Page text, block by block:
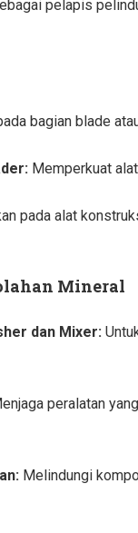
pelapis
bagian blade
Memperkuat
pada alat
Mineral
dan Mixer:
peralatan
Melindungi